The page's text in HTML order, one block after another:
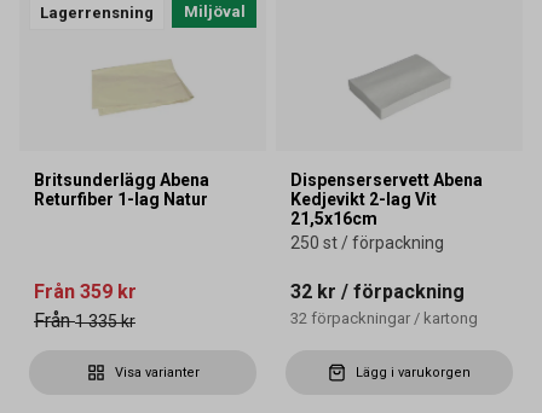
Lagerrensning Miljöval
Britsunderlägg Abena
Returfiber 1-lag Natur
Från 359 kr
Från 1 335 kr
Visa varianter
Dispenserservett Abena
Kedjevikt 2-lag Vit
21,5x16cm
250 st / förpackning
32 kr / förpackning
32 förpackningar / kartong
Lägg i varukorgen